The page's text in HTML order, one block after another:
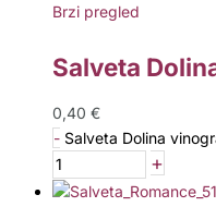
Brzi pregled
Salveta
0,40 €
- Salveta Dolina
+